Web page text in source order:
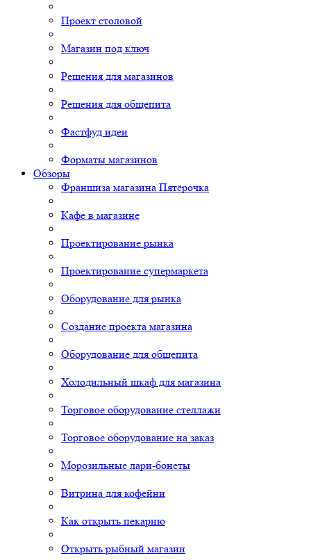
Проект столовой
Магазин под ключ
Решения для магазинов
Решения для общепита
Фастфуд идеи
Форматы магазинов
Обзоры
Франшиза магазина Пятёрочка
Кафе в магазине
Проектирование рынка
Проектирование супермаркета
Оборудование для рынка
Создание проекта магазина
Оборудование для общепита
Холодильный шкаф для магазина
Торговое оборудование стеллажи
Торговое оборудование на заказ
Морозильные лари-бонеты
Витрина для кофейни
Как открыть пекарню
Открыть рыбный магазин